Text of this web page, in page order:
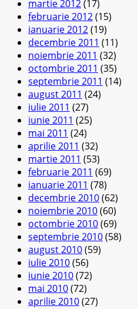
martie 2012(17)
februarie 2012(15)
ianuarie 2012(19)
decembrie 2011 (11)
noiembrie 2011 (32)
octombrie 2011 (35)
septembrie 2011 (14)
august 2011 (24)
iulie 2011 (27)
iunie 2011 (25)
mai 2011 (24)
aprilie 2011 (32)
martie 2011 (53)
februarie 2011 (69)
ianuarie 2011 (78)
decembrie 2010(62)
noiembrie 2010(60)
octombrie 2010(69)
septembrie 2010(58)
august 2010(59)
iulie 2010(56)
iunie 2010(72)
mai 2010(72)
aprilie 2010(27)